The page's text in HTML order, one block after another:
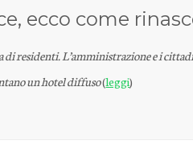
ecco come
residenti. L’amministrazione e i
un hotel diffuso(leggi)